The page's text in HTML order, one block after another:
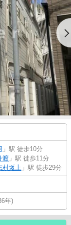
」駅 徒歩10分
渡 」駅 徒歩11分
村坂上 」駅 徒歩29分
年)